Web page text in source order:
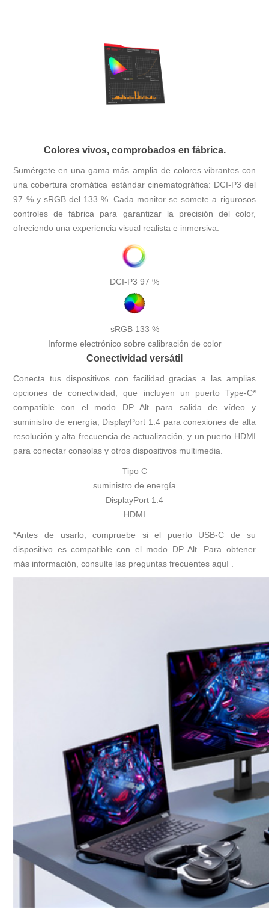
Colores vivos, comprobados en fábrica.
Sumérgete en una gama más amplia de colores vibrantes con
una cobertura cromática estándar cinematográfica: DCI-P3 del
97 % y sRGB del 133 %. Cada monitor se somete a rigurosos
controles de fábrica para garantizar la precisión del color,
ofreciendo una experiencia visual realista e inmersiva.
DCI-P3 97 %
sRGB 133 %
Informe electrónico sobre calibración de color
Conectividad versátil
Conecta tus dispositivos con facilidad gracias a las amplias
opciones de conectividad, que incluyen un puerto Type-C*
compatible con el modo DP Alt para salida de vídeo y
suministro de energía, DisplayPort 1.4 para conexiones de alta
resolución y alta frecuencia de actualización, y un puerto HDMI
para conectar consolas y otros dispositivos multimedia.
Tipo C
suministro de energía
DisplayPort 1.4
HDMI
*Antes de usarlo, compruebe si el puerto USB-C de su
dispositivo es compatible con el modo DP Alt. Para obtener
más información, consulte las preguntas frecuentesaquí